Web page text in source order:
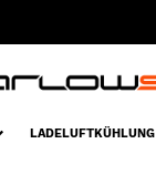
LADELUFTKÜHLUNG